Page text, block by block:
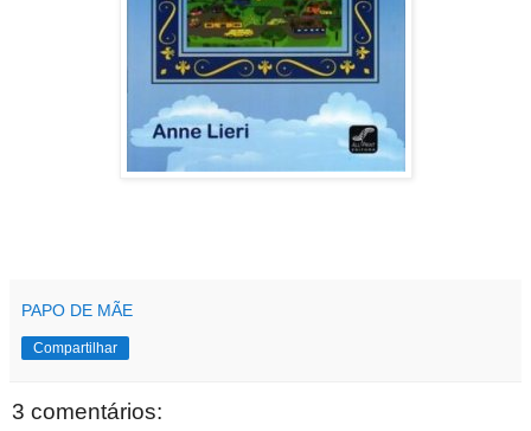
PAPO DE MÃE
Compartilhar
3 comentários: